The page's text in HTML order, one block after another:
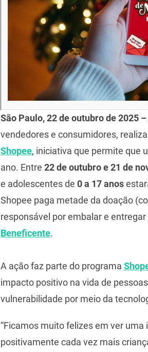
São Paulo, 22 de outubro de 2025 –
vendedores e consumidores,
Shopee, iniciativa que permite que
ano. Entre 22 de outubro e 21 de
e adolescentes de 0 a 17 anos
Shopee paga metade da doação
responsável por embalar e
Beneficente.
A ação faz parte do programa
impacto positivo na vida de
vulnerabilidade por meio da
“Ficamos muito felizes em ver
positivamente cada vez mais